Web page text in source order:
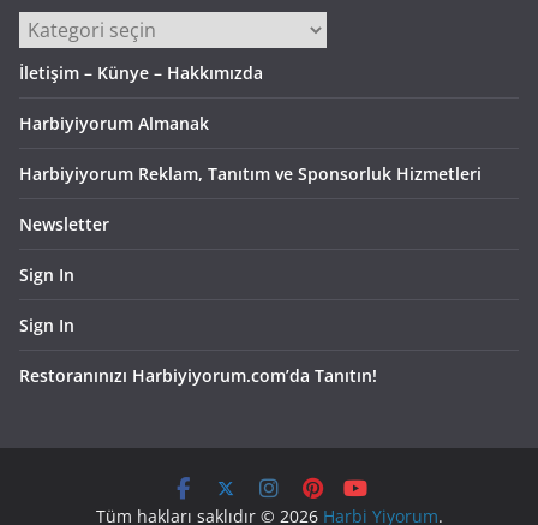
Kategoriler
İletişim – Künye – Hakkımızda
Harbiyiyorum Almanak
Harbiyiyorum Reklam, Tanıtım ve Sponsorluk Hizmetleri
Newsletter
Sign In
Sign In
Restoranınızı Harbiyiyorum.com’da Tanıtın!
Tüm hakları saklıdır © 2026 Harbi Yiyorum.